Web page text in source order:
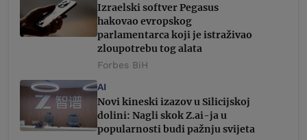
Izraelski softver Pegasus
hakovao evropskog
parlamentarca koji je istraživao
zloupotrebu tog alata
Forbes BiH
AI
Novi kineski izazov u Silicijskoj
dolini: Nagli skok Z.ai-ja u
popularnosti budi pažnju svijeta